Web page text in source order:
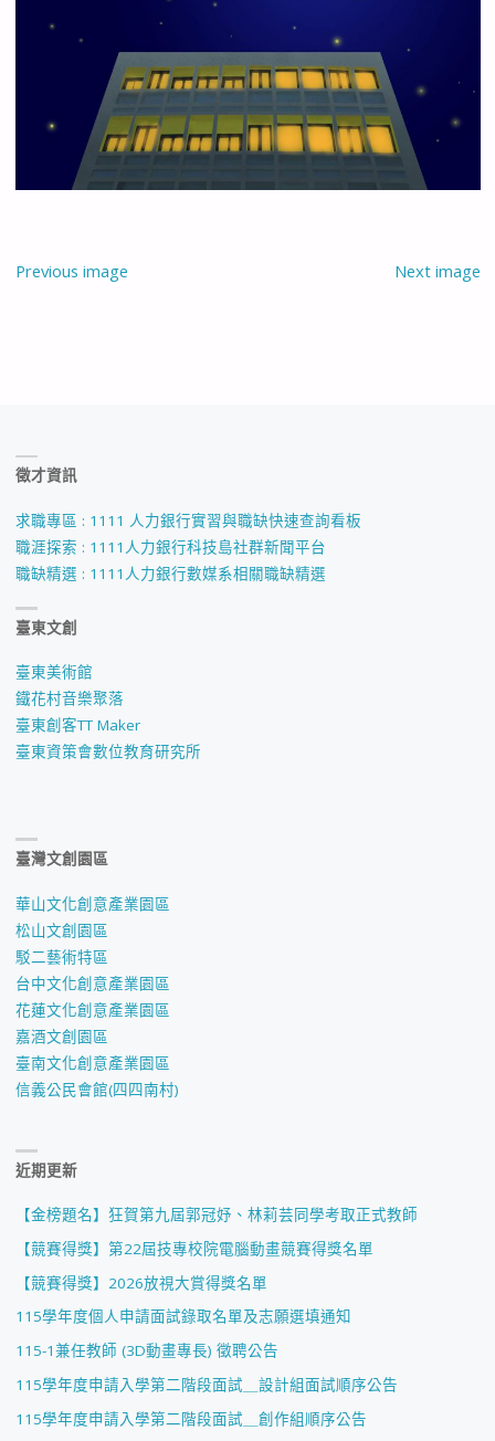
Previous image Next image
徵才資訊
求職專區 : 1111 人力銀行實習與職缺快速查詢看板
職涯探索 : 1111人力銀行科技島社群新聞平台
職缺精選 : 1111人力銀行數媒系相關職缺精選
臺東文創
臺東美術館
鐵花村音樂聚落
臺東創客TT Maker
臺東資策會數位教育研究所
臺灣文創園區
華山文化創意產業園區
松山文創園區
駁二藝術特區
台中文化創意產業園區
花蓮文化創意產業園區
嘉酒文創園區
臺南文化創意產業園區
信義公民會館(四四南村)
近期更新
【金榜題名】狂賀第九屆郭冠妤、林莉芸同學考取正式教師
【競賽得獎】第22屆技專校院電腦動畫競賽得獎名單
【競賽得獎】2026放視大賞得獎名單
115學年度個人申請面試錄取名單及志願選填通知
115-1兼任教師 (3D動畫專長) 徵聘公告
115學年度申請入學第二階段面試＿設計組面試順序公告
115學年度申請入學第二階段面試＿創作組順序公告